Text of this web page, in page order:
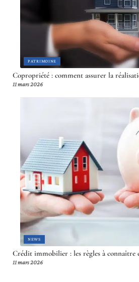
PATRIMOINE
Copropriété : comment assurer la
11 mars 2026
NEWS
Crédit immobilier : les règles à connaître
11 mars 2026